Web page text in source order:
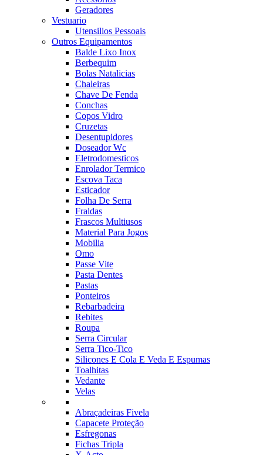
Geradores
Vestuario
Utensilios Pessoais
Outros Equipamentos
Balde Lixo Inox
Berbequim
Bolas Natalicias
Chaleiras
Chave De Fenda
Conchas
Copos Vidro
Cruzetas
Desentupidores
Doseador Wc
Eletrodomesticos
Enrolador Termico
Escova Taca
Esticador
Folha De Serra
Fraldas
Frascos Multiusos
Material Para Jogos
Mobilia
Omo
Passe Vite
Pasta Dentes
Pastas
Ponteiros
Rebarbadeira
Rebites
Roupa
Serra Circular
Serra Tico-Tico
Silicones E Cola E Veda E Espumas
Toalhitas
Vedante
Velas
Abraçadeiras Fivela
Capacete Proteção
Esfregonas
Fichas Tripla